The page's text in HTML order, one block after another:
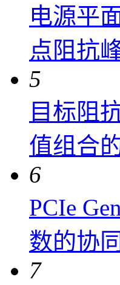
电源平
点阻抗
5
目标阻
值组合
6
PCIe
数的协
7